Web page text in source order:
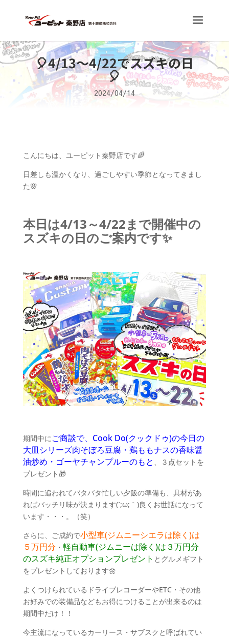
🎈4/13～4/22でスズキの日
🎈
2024/04/14
こんにちは、ユーピット秦野店です🌈
日差しも温かくなり、過ごしやすい季節となってきまし
た🌸
本日は4/13～4/22まで開催中の
スズキの日のご案内です✨
期間中に ご商談で、Cook Do(クックドゥ)の今日の
大皿シリーズ肉そぼろ豆腐・鶏ももナスの香味醤
油炒め・ゴーヤチャンプルーのもと
、３点セットを
プレゼント🎁
時間に追われてバタバタ忙しい夕飯の準備も、具材があ
ればバッチリ味が決まります(´;ω;｀)良くお世話になって
います・・・。（笑）
さらに、ご成約で小型車(ジムニーシエラは除く)は
５万円分 ・ 軽自動車(ジムニーは除く)は３万円分
のスズキ純正オプションプレゼント とグルメギフト
をプレゼントしております🌼
よくつけられているドライブレコーダーやETC・その他
お好みでの装備品などもお得につけることが出来るのは
期間中だけ！！
今主流になっているカーリース・サブスクと呼ばれてい